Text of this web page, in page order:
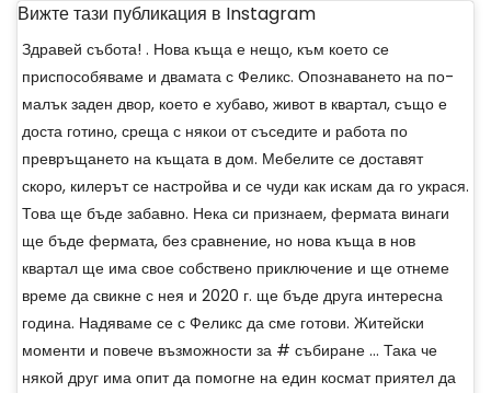
Вижте тази публикация в Instagram
Здравей събота! . Нова къща е нещо, към което се
приспособяваме и двамата с Феликс. Опознаването на по-
малък заден двор, което е хубаво, живот в квартал, също е
доста готино, среща с някои от съседите и работа по
превръщането на къщата в дом. Мебелите се доставят
скоро, килерът се настройва и се чуди как искам да го украся.
Това ще бъде забавно. Нека си признаем, фермата винаги
ще бъде фермата, без сравнение, но нова къща в нов
квартал ще има свое собствено приключение и ще отнеме
време да свикне с нея и 2020 г. ще бъде друга интересна
година. Надяваме се с Феликс да сме готови. Житейски
моменти и повече възможности за # събиране ... Така че
някой друг има опит да помогне на един космат приятел да